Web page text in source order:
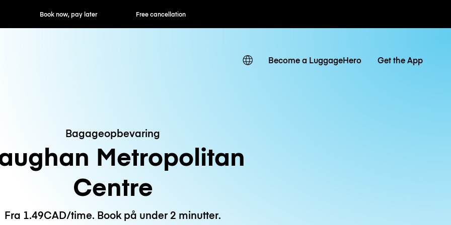
now, pay later Free cancellation Hourly / Daily Rates
Become a LuggageHero Get the App
Bagageopbevaring
Metropolitan
Centre
Fra 1.49CAD/time. Book på under 2 minutter.